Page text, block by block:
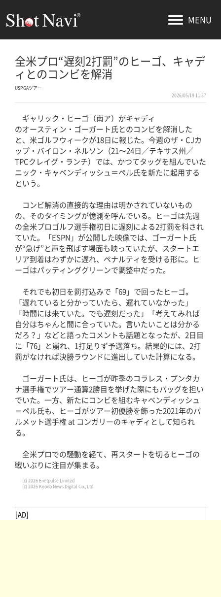
MENU
全米プロ“遅刻2打罰”のヒーゴ、キャデ
ィとのコンビを解消
USPGAツアー
2026/05/19 11:37
ギャリック・ヒーゴ（南ア）がキャディ
のオースティン・ゴーガート氏とのコンビを解消した
と、米ゴルフウィークが18日に報じた。今週のザ・CJカ
ップ・バイロン・ネルソン（21〜24日／テキサス州／
TPCクレイグ・ランチ）では、かつてタッグを組んでいた
ニック・キャベンディッシュ＝ペル氏を新たに起用する
という。
コンビ解消の直接的な理由は明かされていないもの
の、そのタイミングが憶測を呼んでいる。ヒーゴは先週
の全米プロゴルフ選手権初日に遅刻による2打罰を科され
ていた。「ESPN」が公開した映像では、ゴーガート氏
が“急げ”と声を飛ばす場面も映っていたが、スタートエ
リア到着はわずかに遅れ、ペナルティを受ける形に。ヒ
ーゴはパッティンググリーンで調整中だった。
それでも初日を罰打込みで「69」で回ったヒーゴ。
「遅れていると分かっていたら、遅れていなかった」
「時間には来ていた。でも遅刻だった」「考えてみれば
自分はちゃんと間に合っていた。言いたいことは分かる
だろ？」などと語ったコメントも話題となったが、2日目
に「76」と崩れ、1打足りず予選落ち。結果的には、2打
罰がなければ決勝ラウンドに進出していた計算になる。
ゴーガート氏は、ヒーゴが昨季のコラレス・プンタカ
ナ選手権でツアー通算2勝目を挙げた際にもバッグを担い
でいた。一方、新たにコンビを組むキャベンディッシュ
＝ペル氏も、ヒーゴがツアー初優勝を飾った2021年のパ
ルメット選手権 at コンガリーのキャディとして知られ
る。
全米プロでの騒動を経て、再スタートを切るヒーゴの
戦いぶりに注目が集まる。
(c) 2026 Enetpulse Limited
(c) 2026 Kyodo News Digital Co., Ltd.
[AD]